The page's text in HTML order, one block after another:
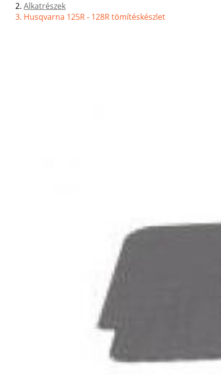
Alkatrészek
Husqvarna 125R - 128R tömítéskészlet